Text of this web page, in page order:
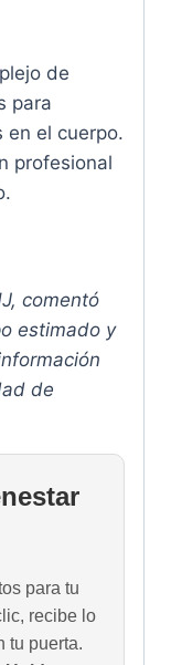
de
para
en el cuerpo.
profesional
comentó
estimado y
de
para tu
recibe lo
tu puerta.